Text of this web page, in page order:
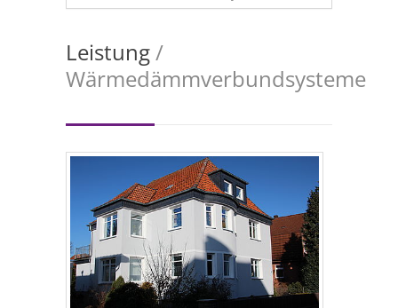
Leistung/
Wärmedämmverbundsysteme